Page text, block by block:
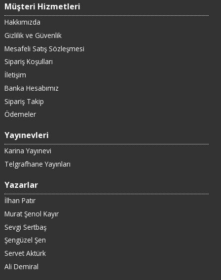
Müşteri Hizmetleri
Hakkımızda
Gizlilik ve Güvenlik
Mesafeli Satış Sözleşmesi
Sipariş Koşulları
İletişim
Banka Hesabımız
Sipariş Takip
Ödemeler
Yayınevleri
Karina Yayınevi
Telgrafhane Yayınları
Yazarlar
İlhan Patır
Murat Şenol Kayır
Sevgi Sertbaş
Şengüzel Şen
Servet Aktürk
Ali Demiral